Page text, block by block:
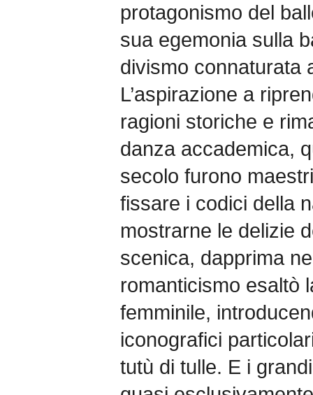
protagonismo del
sua egemonia sulla
divismo connaturata
L’aspirazione a
ragioni storiche e
danza accademica,
secolo furono
fissare i codici della
mostrarne le delizie
scenica, dapprima
romanticismo esaltò
femminile,
iconografici
tutù di tulle. E i